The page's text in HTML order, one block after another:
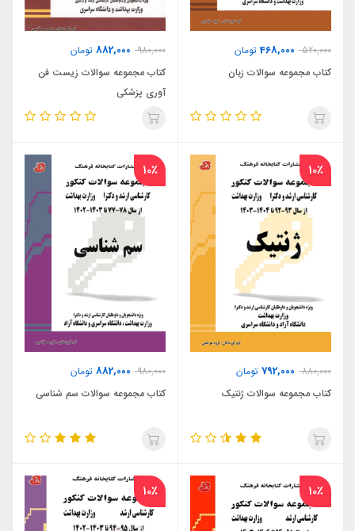
520,000
468,000تومان
کتاب مجموعه سوالات زبان
980,000
882,000 تومان
کتاب مجموعه سوالات زیست فن
آوری پزشکی
10٪
880,000
792,000 تومان
کتاب مجموعه سوالات ژنتیک
10٪
980,000
882,000 تومان
کتاب مجموعه سوالات سم شناسی
10٪ 10٪